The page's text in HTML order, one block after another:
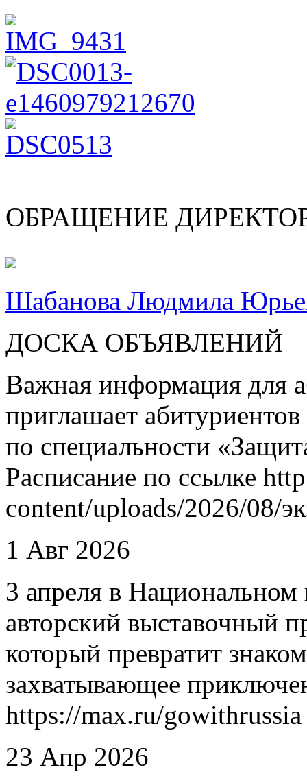
ОБРАЩЕНИЕ
Шабанова Людмила
ДОСКА ОБЪЯВЛЕНИЙ
Важная информация для
приглашает
по специальности
Расписание по ссылке
content/uploads/2026/08/
1 Авг 2026
3 апреля в Национальном
авторский выставочный
который превратит
захватывающее
https://max.ru/gowithrussia
23 Апр 2026